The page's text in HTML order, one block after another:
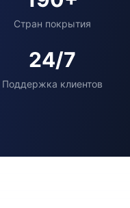
Стран покрытия
24/7
Поддержка клиентов